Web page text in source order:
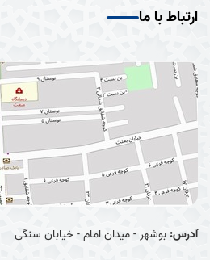
ارتباط با ما
آدرس: بوشهر - میدان امام - خیابان سنگی